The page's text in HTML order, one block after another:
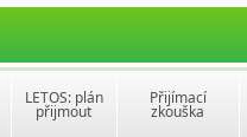
LETOS: plán
přijmout
Přijímací
zkouška